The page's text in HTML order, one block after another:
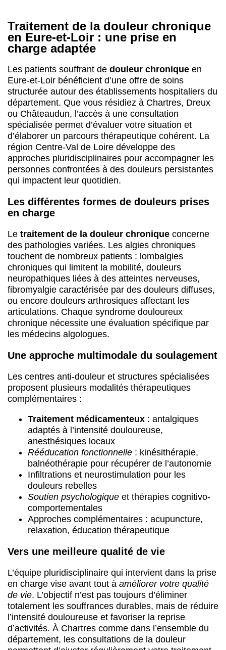
spécialisée permet d’évaluer votre situation et
d’élaborer un parcours thérapeutique cohérent. La
région Centre-Val de Loire développe des
approches pluridisciplinaires pour accompagner les
personnes confrontées à des douleurs persistantes
qui impactent leur quotidien.
Les différentes formes de douleurs prises
en charge
Letraitement de la douleur chroniqueconcerne
des pathologies variées. Les algies chroniques
touchent de nombreux patients : lombalgies
chroniques qui limitent la mobilité, douleurs
neuropathiques liées à des atteintes nerveuses,
fibromyalgie caractérisée par des douleurs diffuses,
ou encore douleurs arthrosiques affectant les
articulations. Chaque syndrome douloureux
les médecins algologues.
Une approche multimodale du soulagement
Les centres anti-douleur et structures spécialisées
proposent plusieurs modalités thérapeutiques
complémentaires :
Traitement médicamenteux: antalgiques
adaptés à l’intensité douloureuse,
anesthésiques locaux
Rééducation fonctionnelle: kinésithérapie,
balnéothérapie pour récupérer de l’autonomie
Infiltrations et neurostimulation pour les
douleurs rebelles
Soutien psychologique
et thérapies cognitivo-
Approches complémentaires : acupuncture,
relaxation, éducation thérapeutique
Vers une meilleure qualité de vie
L’équipe pluridisciplinaire qui intervient dans la prise
en charge vise avant tout à
améliorer votre qualité
de vie. L’objectif n’est pas toujours d’éliminer
totalement les souffrances durables, mais de réduire
l’intensité douloureuse et favoriser la reprise
d’activités. À Chartres comme dans l’ensemble du
département, les consultations de la douleur
permettent d’ajuster régulièrement votre traitement.
chronique se gère dans la durée, avec un
accompagnement continu.
Abbeville
1 centres
Abbeville 1 centre
Ain 1 centre